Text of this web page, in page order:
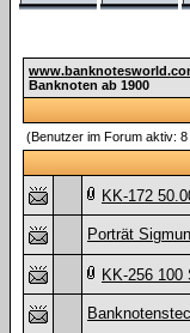
Banknoten ab 1900
(Benutzer im Forum aktiv:
KK-172
Porträt
KK-256 100